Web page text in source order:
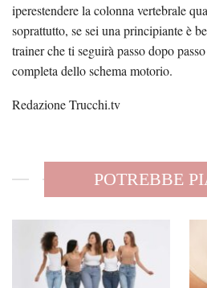
iperestendere la colonna vertebrale
soprattutto, se sei una principiante è
trainer che ti seguirà passo dopo
completa dello schema motorio.
Redazione Trucchi.tv
POTREBBE